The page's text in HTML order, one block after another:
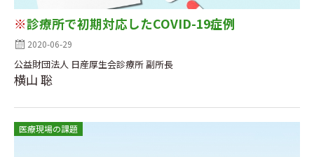
※診療所で初期対応したCOVID-19症例
2020-06-29
公益財団法人 日産厚生会診療所 副所長
横山 聡
医療現場の課題